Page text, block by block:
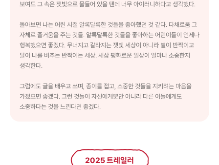
보여도 그 속은 잿빛으로 물들어 있을 텐데 너무 아이러니하다고 생각했다.
돌아보면 나는 어린 시절 알록달록한 것들을 좋아했던 것 같다. 다채로움 그
자체로 즐거움을 주는 것들. 알록달록한 것들을 좋아하는 어린이들이 언제나
행복했으면 좋겠다. 무너지고 갈라지는 잿빛 세상이 아니라 별이 반짝이고
달이 나를 비추는 반짝이는 세상. 새삼 평화로운 일상이 얼마나 소중한지
생각한다.
그럼에도 글을 배우고 쓰며, 종이를 접고, 소중한 것들을 지키려는 마음을
가졌으면 좋겠다. 그런 것들이 자신에게뿐만 아니라 다른 이들에게도
소중하다는 것을 느낀다면 좋겠다.
2025 트레일러